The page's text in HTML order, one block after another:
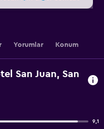
Yorumlar Konum
San Juan, San
9,1